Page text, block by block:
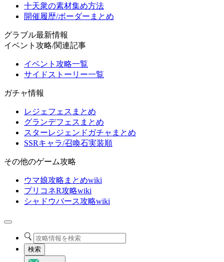
十天衆の素材集め方法
開催履歴/ボーダーまとめ
グラブル最新情報
イベント攻略/関連記事
イベント攻略一覧
サイドストーリー一覧
ガチャ情報
レジェフェスまとめ
グランデフェスまとめ
スターレジェンドガチャまとめ
SSRキャラ/召喚石実装順
その他のゲーム攻略
ウマ娘攻略まとめwiki
プリコネR攻略wiki
シャドウバース攻略wiki
検索